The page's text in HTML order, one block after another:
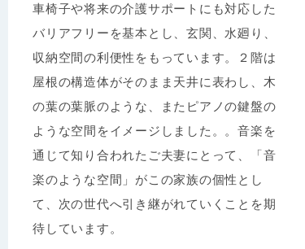
車椅子や将来の介護サポートにも対応した
バリアフリーを基本とし、玄関、水廻り、
収納空間の利便性をもっています。２階は
屋根の構造体がそのまま天井に表わし、木
の葉の葉脈のような、またピアノの鍵盤の
ような空間をイメージしました。。音楽を
通じて知り合われたご夫妻にとって、「音
楽のような空間」がこの家族の個性とし
て、次の世代へ引き継がれていくことを期
待しています。